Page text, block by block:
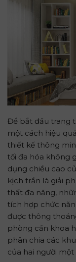
Để bắt đầu trang
một cách hiệu
thiết kế thông
tối đa hóa không
dụng chiều cao
kịch trần là giải
thất đa năng,
tích hợp chức
được thông
phòng cần khoa
phân chia các
của hai người một